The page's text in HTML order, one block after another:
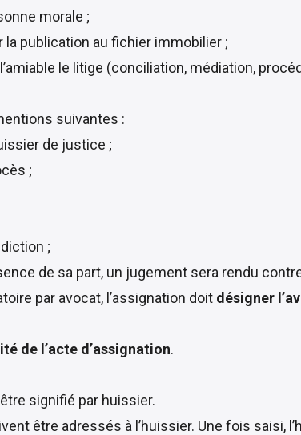
morale ;
la publication au fichier immobilier ;
le litige (conciliation, médiation,
suivantes :
de justice ;
;
;
de sa part, un jugement sera rendu
par avocat, l’assignation doit désigner
de l’acte d’assignation.
signifié par huissier.
être adressés à l’huissier. Une fois saisi,